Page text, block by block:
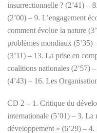
insurrectionnelle ? (2’41) –
(2’00) – 9. L’engagement
comment évolue la nature
problèmes mondiaux (5’35)
(3’11) – 13. La prise en
coalitions nationales (2’57)
(4’43) – 16. Les
CD 2 – 1. Critique du
internationale (5’01) – 3. La
développement » (6’29) –